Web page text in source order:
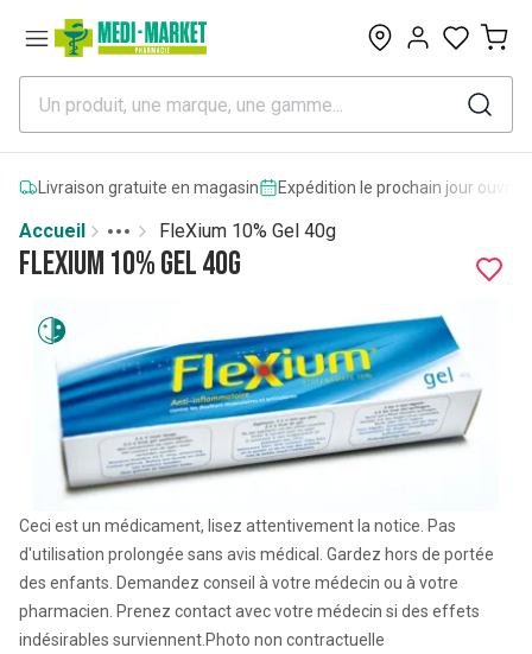
0
Livraison gratuite en magasin Expédition le prochain jour
Accueil
More
Toggle menu
FleXium 10% Gel 40g
FleXium 10% Gel 40g
Ceci est un médicament, lisez attentivement la notice. Pas
d'utilisation prolongée sans avis médical. Gardez hors de portée
des enfants. Demandez conseil à votre médecin ou à votre
pharmacien. Prenez contact avec votre médecin si des effets
indésirables surviennent. Photo non contractuelle